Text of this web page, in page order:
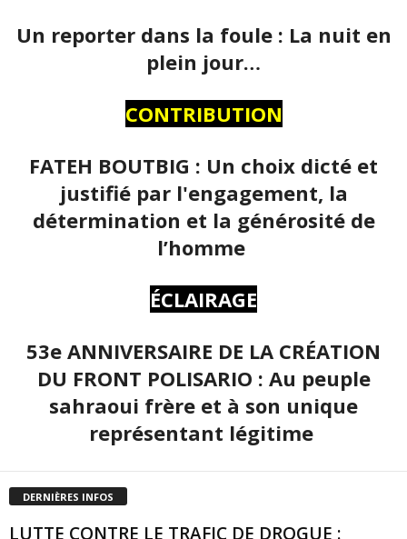
Un reporter dans la foule : La nuit en
plein jour…
CONTRIBUTION
FATEH BOUTBIG : Un choix dicté et
justifié par l'engagement, la
détermination et la générosité de
l’homme
ÉCLAIRAGE
53e ANNIVERSAIRE DE LA CRÉATION
DU FRONT POLISARIO : Au peuple
sahraoui frère et à son unique
représentant légitime
DERNIÈRES INFOS
LUTTE CONTRE LE TRAFIC DE DROGUE :